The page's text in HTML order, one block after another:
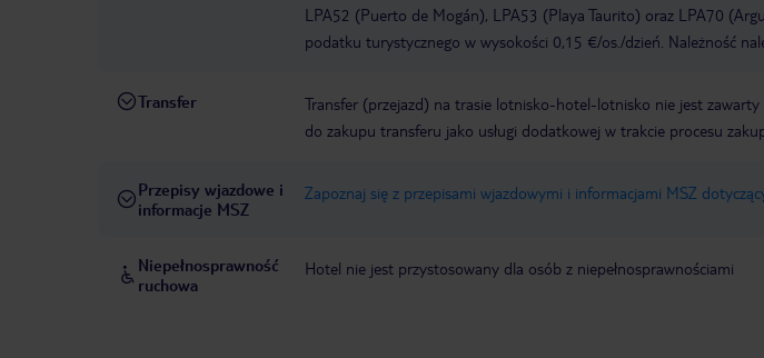
LPA52 (Puerto de Mogán), LPA53 (Playa Taurito) oraz LPA70
podatku turystycznego w wysokości 0,15 €/os./dzień. Należność
Transfer
Transfer (przejazd) na trasie lotnisko-hotel-lotnisko nie jest
do zakupu transferu jako usługi dodatkowej w trakcie procesu
Przepisy wjazdowe i
informacje MSZ
Zapoznaj się z przepisami wjazdowymi i informacjami MSZ
Niepełnosprawność
ruchowa
Hotel nie jest przystosowany dla osób z niepełnosprawnościami